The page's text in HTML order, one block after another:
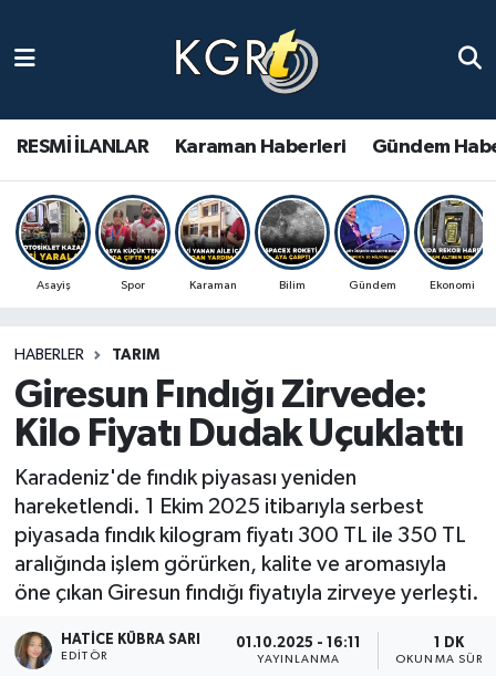
RESMİ İLANLAR Karaman Haberleri Gündem
Asayiş Spor Karaman Bilim Gündem Ekonomi
HABERLER TARIM
Giresun Fındığı Zirvede:
Kilo Fiyatı Dudak Uçuklattı
Karadeniz'de fındık piyasası yeniden
hareketlendi. 1 Ekim 2025 itibarıyla serbest
piyasada fındık kilogram fiyatı 300 TL ile 350 TL
aralığında işlem görürken, kalite ve aromasıyla
öne çıkan Giresun fındığı fiyatıyla zirveye yerleşti.
HATICE KÜBRA SARI
EDITÖR
01.10.2025 - 16:11
YAYINLANMA
1 DK
OKUNMA
Gündem Haberleri
Güncel Haberler
Spor Haberleri
Ulusal Haberler
Vefat Edenler